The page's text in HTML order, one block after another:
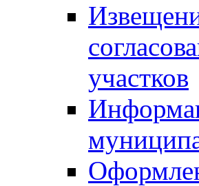
участков